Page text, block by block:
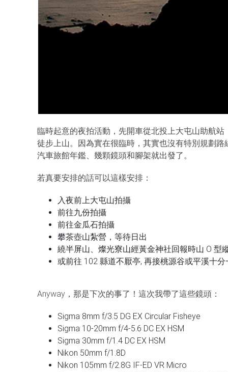
臨時起意的夜拍活動，先開車從北投上大屯山助航
徒步上山。因為實在很臨時，其實也沒有特別規劃
汽車旅館年鑑、幾顆鏡頭和腳架就出發了。
若真要安排的話可以這樣安排：
入夜前上大屯山拍攝
前往九份拍攝
前往金瓜石拍攝
攀茶壺山紮營，等待日出
繞半屏山、燦光寮山經黃金神社回報時山 O 型
或前往 102 縣道不厭亭, 再接桃源谷或平溪十分
Anyway，那是下次的事了！這次我帶了這些鏡頭：
Sigma 8mm f/3.5 DG EX Circular Fisheye
Sigma 10-20mm f/4-5.6 DC EX HSM
Sigma 30mm f/1.4 DC EX HSM
Nikon 50mm f/1.8D
Nikon 105mm f/2.8G IF-ED VR Micro